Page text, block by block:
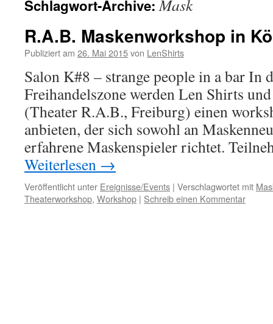
Schlagwort-Archive:Mask
R.A.B. Maskenworkshop in
Publiziert am 26. Mai 2015von LenShirts
Salon K#8 – strange people in a bar In
Freihandelszone werden Len Shirts
(Theater R.A.B., Freiburg) einen
anbieten, der sich sowohl an
erfahrene Maskenspieler richtet.
Weiterlesen →
Veröffentlicht unter Ereignisse/Events | Verschlagwortet mit
Theaterworkshop, Workshop | Schreib einen Kommentar